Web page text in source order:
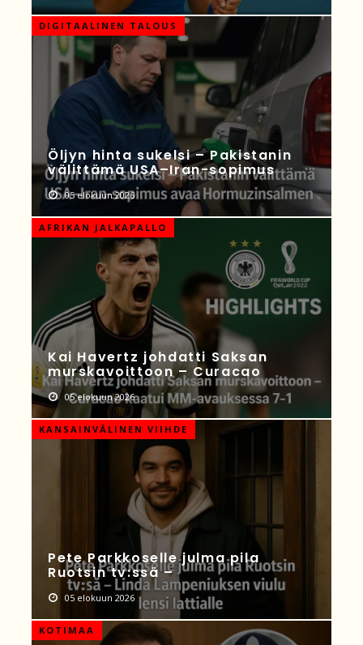
DIGITAALINEN TALOUS
Öljyn hinta sukelsi – Pakistanin
välittämä USA–Iran-sopimus
05 elokuun 2026
AFRIKAN JALKAPALLO
Kai Havertz johdatti Saksan
murskavoittoon – Curacao
05 elokuun 2026
KANSAINVÄLINEN VIIHDE
Pete Parkkoselle julma pila
Ruotsin tv:ssä –
05 elokuun 2026
KOTIMAA